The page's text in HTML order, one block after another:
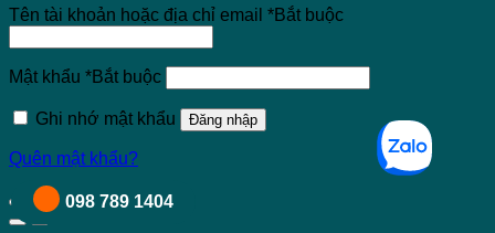
098 789 1404
Tên tài khoản hoặc địa chỉ email *Bắt buộc
Mật khẩu *Bắt buộc
Ghi nhớ mật khẩu Đăng nhập
Quên mật khẩu?